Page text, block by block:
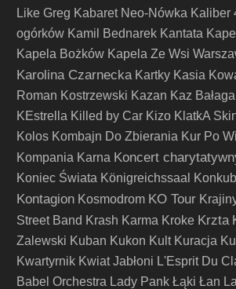
Like Greg Kabaret Neo-Nówka Kaliber
ogórków Kamil Bednarek Kantata
Kapela Bożków Kapela Ze Wsi
Karolina Czarnecka Kartky Kasia
Roman Kostrzewski Kazan Kaz
KEstrella Killed by Car Kizo KlatkA
Kolos Kombajn Do Zbierania Kur Po
Kompania Karna Koncert
Koniec Świata Königreichssaal
Kontagion Kosmodrom KO Tour
Street Band Krash Karma Kroke Krzta
Zalewski Kuban Kukon Kult Kuracja
Kwartyrnik Kwiat Jabłoni L'Esprit Du
Babel Orchestra Lady Pank Łąki Łan